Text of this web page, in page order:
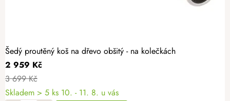
Šedý proutěný koš na dřevo obšitý - na kolečkách
2 959 Kč
3 699 Kč
Skladem > 5 ks 10. - 11. 8. u vás